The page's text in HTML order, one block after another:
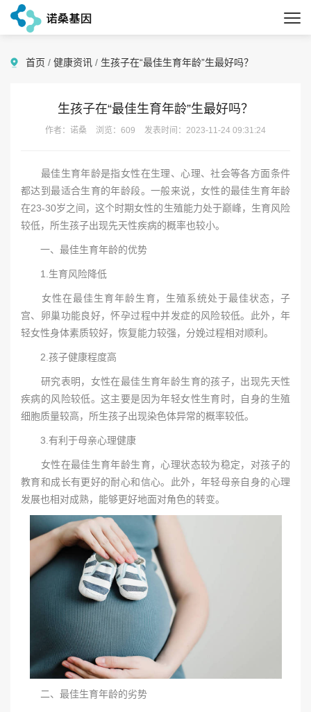
首页 / 健康资讯 / 生孩子在“最佳生育年龄”生最好吗？
生孩子在“最佳生育年龄”生最好吗？
作者：诺桑 浏览：609 发表时间：2023-11-24 09:31:24
最佳生育年龄是指女性在生理、心理、社会等各方面条件
都达到最适合生育的年龄段。一般来说，女性的最佳生育年龄
在23-30岁之间，这个时期女性的生殖能力处于巅峰，生育风险
较低，所生孩子出现先天性疾病的概率也较小。
一、最佳生育年龄的优势
1.生育风险降低
女性在最佳生育年龄生育，生殖系统处于最佳状态，子
宫、卵巢功能良好，怀孕过程中并发症的风险较低。此外，年
轻女性身体素质较好，恢复能力较强，分娩过程相对顺利。
2.孩子健康程度高
研究表明，女性在最佳生育年龄生育的孩子，出现先天性
疾病的风险较低。这主要是因为年轻女性生育时，自身的生殖
细胞质量较高，所生孩子出现染色体异常的概率较低。
3.有利于母亲心理健康
女性在最佳生育年龄生育，心理状态较为稳定，对孩子的
教育和成长有更好的耐心和信心。此外，年轻母亲自身的心理
发展也相对成熟，能够更好地面对角色的转变。
二、最佳生育年龄的劣势